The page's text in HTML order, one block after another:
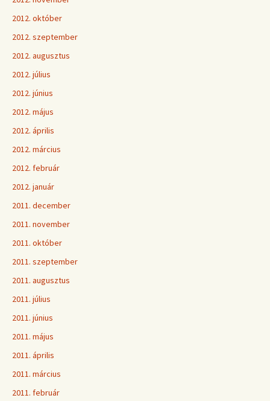
2012. október
2012. szeptember
2012. augusztus
2012. július
2012. június
2012. május
2012. április
2012. március
2012. február
2012. január
2011. december
2011. november
2011. október
2011. szeptember
2011. augusztus
2011. július
2011. június
2011. május
2011. április
2011. március
2011. február